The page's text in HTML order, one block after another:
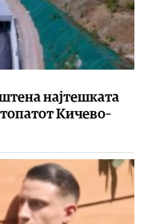
најтешката
Кичево–